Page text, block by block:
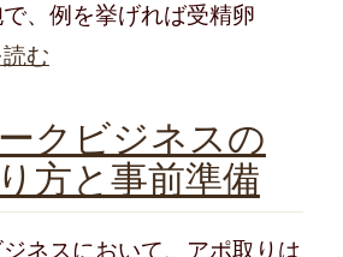
、例を挙げれば受精卵
む
クビジネスの
方と事前準備
ネスにおいて、アポ取りは